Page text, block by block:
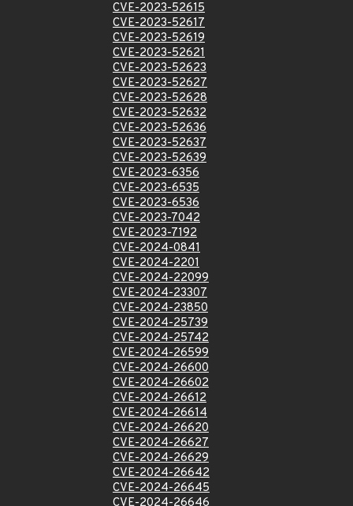
CVE-2023-52615
CVE-2023-52617
CVE-2023-52619
CVE-2023-52621
CVE-2023-52623
CVE-2023-52627
CVE-2023-52628
CVE-2023-52632
CVE-2023-52636
CVE-2023-52637
CVE-2023-52639
CVE-2023-6356
CVE-2023-6535
CVE-2023-6536
CVE-2023-7042
CVE-2023-7192
CVE-2024-0841
CVE-2024-2201
CVE-2024-22099
CVE-2024-23307
CVE-2024-23850
CVE-2024-25739
CVE-2024-25742
CVE-2024-26599
CVE-2024-26600
CVE-2024-26602
CVE-2024-26612
CVE-2024-26614
CVE-2024-26620
CVE-2024-26627
CVE-2024-26629
CVE-2024-26642
CVE-2024-26645